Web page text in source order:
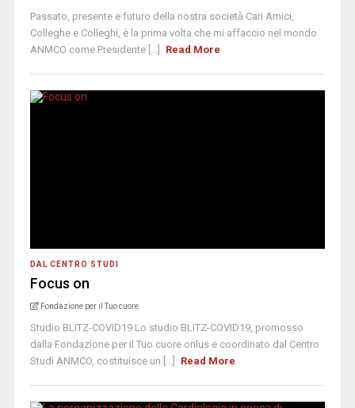
Passato, presente e futuro della nostra società Cari Amici,
Colleghe e Colleghi, è la prima volta che mi affaccio nel mondo
ANMCO come Presidente [...]
Read More
DAL CENTRO STUDI
Focus on
Fondazione per il Tuo cuore
Studio BLITZ-COVID19 Lo studio BLITZ-COVID19, promosso
dalla Fondazione per il Tuo cuore onlus e coordinato dal Centro
Studi ANMCO, costituisce un [...]
Read More